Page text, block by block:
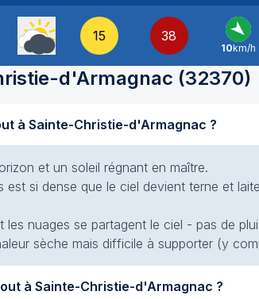
15 38
NO -
10km/h
d'Armagnac (32370)
fait-il aujourd'hui samedi 8 aout à Sainte-Christie-d'Armagnac ?
et un soleil régnant en maître.
si dense que le ciel devient terne et
nuages se partagent le ciel - pas de
sèche mais difficile à supporter (y
fera-t-il demain dimanche 9 aout à Sainte-Christie-d'Armagnac ?